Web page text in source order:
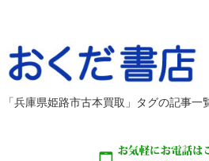
「兵庫県姫路市古本買取」タグの記事一